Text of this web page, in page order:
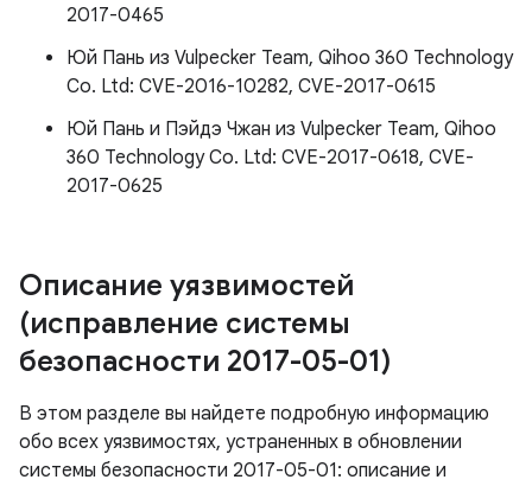
2017-0465
Юй Пань из Vulpecker Team, Qihoo 360 Technology
Co. Ltd: CVE-2016-10282, CVE-2017-0615
Юй Пань и Пэйдэ Чжан из Vulpecker Team, Qihoo
360 Technology Co. Ltd: CVE-2017-0618, CVE-
2017-0625
Описание уязвимостей
(исправление системы
безопасности 2017-05-01)
В этом разделе вы найдете подробную информацию
обо всех уязвимостях, устраненных в обновлении
системы безопасности 2017-05-01: описание и